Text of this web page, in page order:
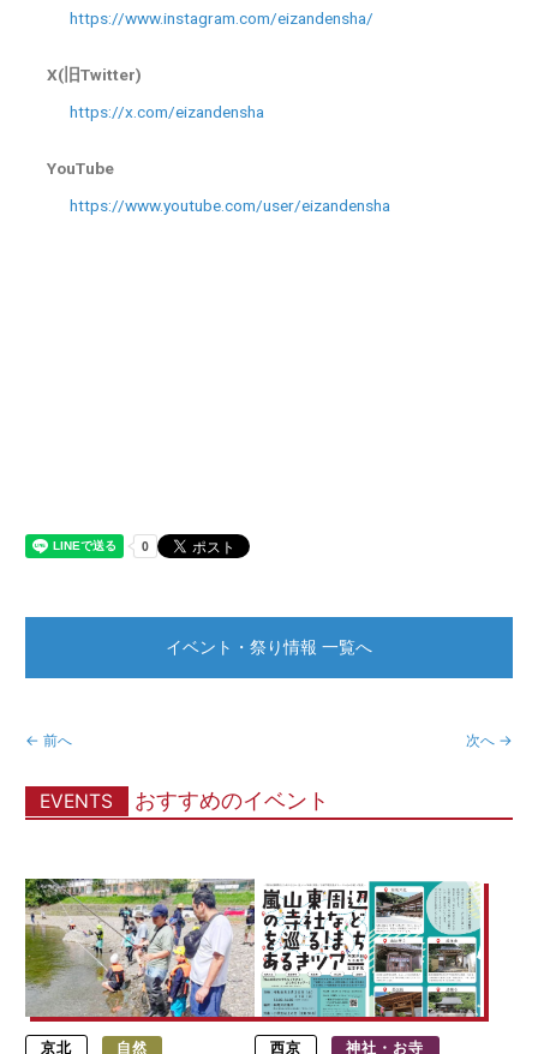
https://www.instagram.com/eizandensha/
X(旧Twitter)
https://x.com/eizandensha
YouTube
https://www.youtube.com/user/eizandensha
← 前へ 次へ →
イベント・祭り情報 一覧へ
EVENTS おすすめのイベント
京北 自然 西京 神社・お寺